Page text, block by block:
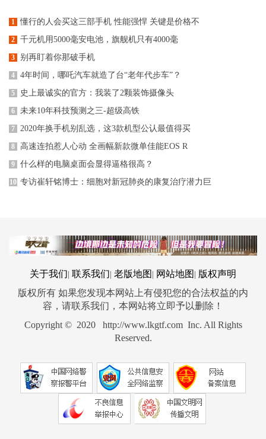
1 懂行的人会买这三部手机 性能强悍 关键是价格不
2 千元机用5000毫安电池，旗舰机只有4000毫
3 别再盯着你那破手机
4 4年时间，哪吒汽车就造了台“老年代步车”？
5 史上最诚实的官方：我装了2颗装饰摄像头
6 未来10年科技预测之三-超级高铁
7 2020年换手机别乱选，这3款机型公认最值得买
8 高速连拍惹人心动 全画幅新款微单佳能EOS R
9 什么样的电脑桌面会显得逼格很高？
10 专访崔轩铭博士：细胞对新冠肺炎的康复治疗潜力巨
关于我们 联系我们 老版地图 网站地图
版权声明
版权所有 如果您发现本网站上有侵犯您的合法权益的内
容，请联系我们，本网站将立即予以删除！
Copyright © 2020 http://www.lkgtf.com Inc. All Rights
Reserved.